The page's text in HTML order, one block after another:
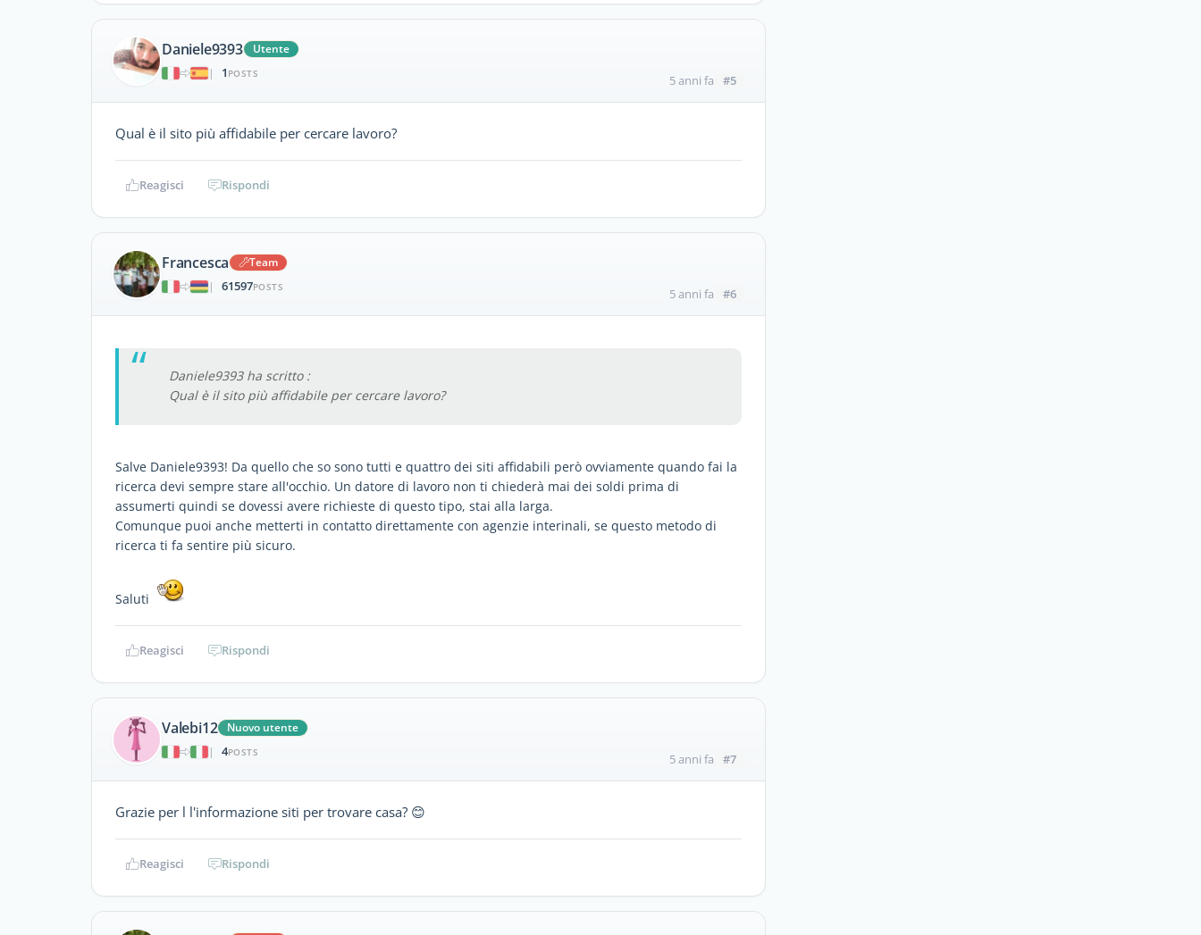
Daniele9393
Utente
|
1 POSTS 5 anni fa #5
Qual è il sito più affidabile per cercare lavoro?
Reagisci Rispondi
Francesca
Team
|
61597POSTS 5 anni fa #6
Daniele9393 ha scritto :
Qual è il sito più affidabile per cercare lavoro?
Salve Daniele9393! Da quello che so sono tutti e quattro dei siti affidabili però ovviamente quando fai la
ricerca devi sempre stare all'occhio. Un datore di lavoro non ti chiederà mai dei soldi prima di
assumerti quindi se dovessi avere richieste di questo tipo, stai alla larga.
Comunque puoi anche metterti in contatto direttamente con agenzie interinali, se questo metodo di
ricerca ti fa sentire più sicuro.
Saluti
Reagisci Rispondi
Valebi12
Nuovo utente
|
4POSTS 5 anni fa #7
Grazie per l l'informazione siti per trovare casa? 😊
Reagisci Rispondi